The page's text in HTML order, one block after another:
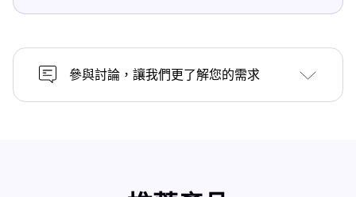
參與討論，讓我們更了解您的需求